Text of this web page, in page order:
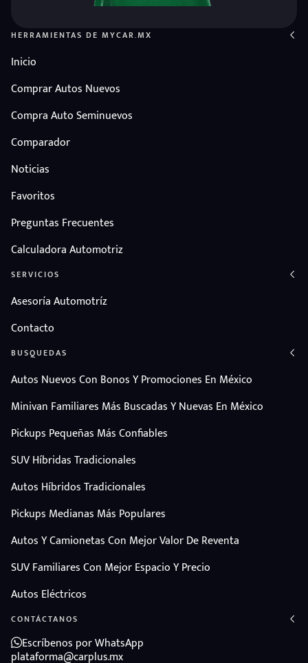
HERRAMIENTAS DE MYCAR.MX
Inicio
Comprar Autos Nuevos
Compra Auto Seminuevos
Comparador
Noticias
Favoritos
Preguntas Frecuentes
Calculadora Automotriz
SERVICIOS
Asesoría Automotríz
Contacto
BUSQUEDAS
Autos Nuevos Con Bonos Y Promociones En México
Minivan Familiares Más Buscadas Y Nuevas En México
Pickups Pequeñas Más Confiables
SUV Híbridas Tradicionales
Autos Híbridos Tradicionales
Pickups Medianas Más Populares
Autos Y Camionetas Con Mejor Valor De Reventa
SUV Familiares Con Mejor Espacio Y Precio
Autos Eléctricos
CONTÁCTANOS
Escríbenos por WhatsApp
plataforma@carplus.mx